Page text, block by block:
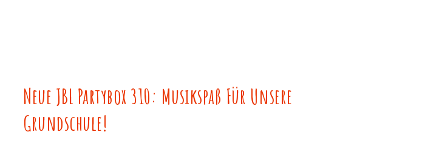
Neue JBL Partybox 310: Musikspaß Für Unsere
Grundschule!